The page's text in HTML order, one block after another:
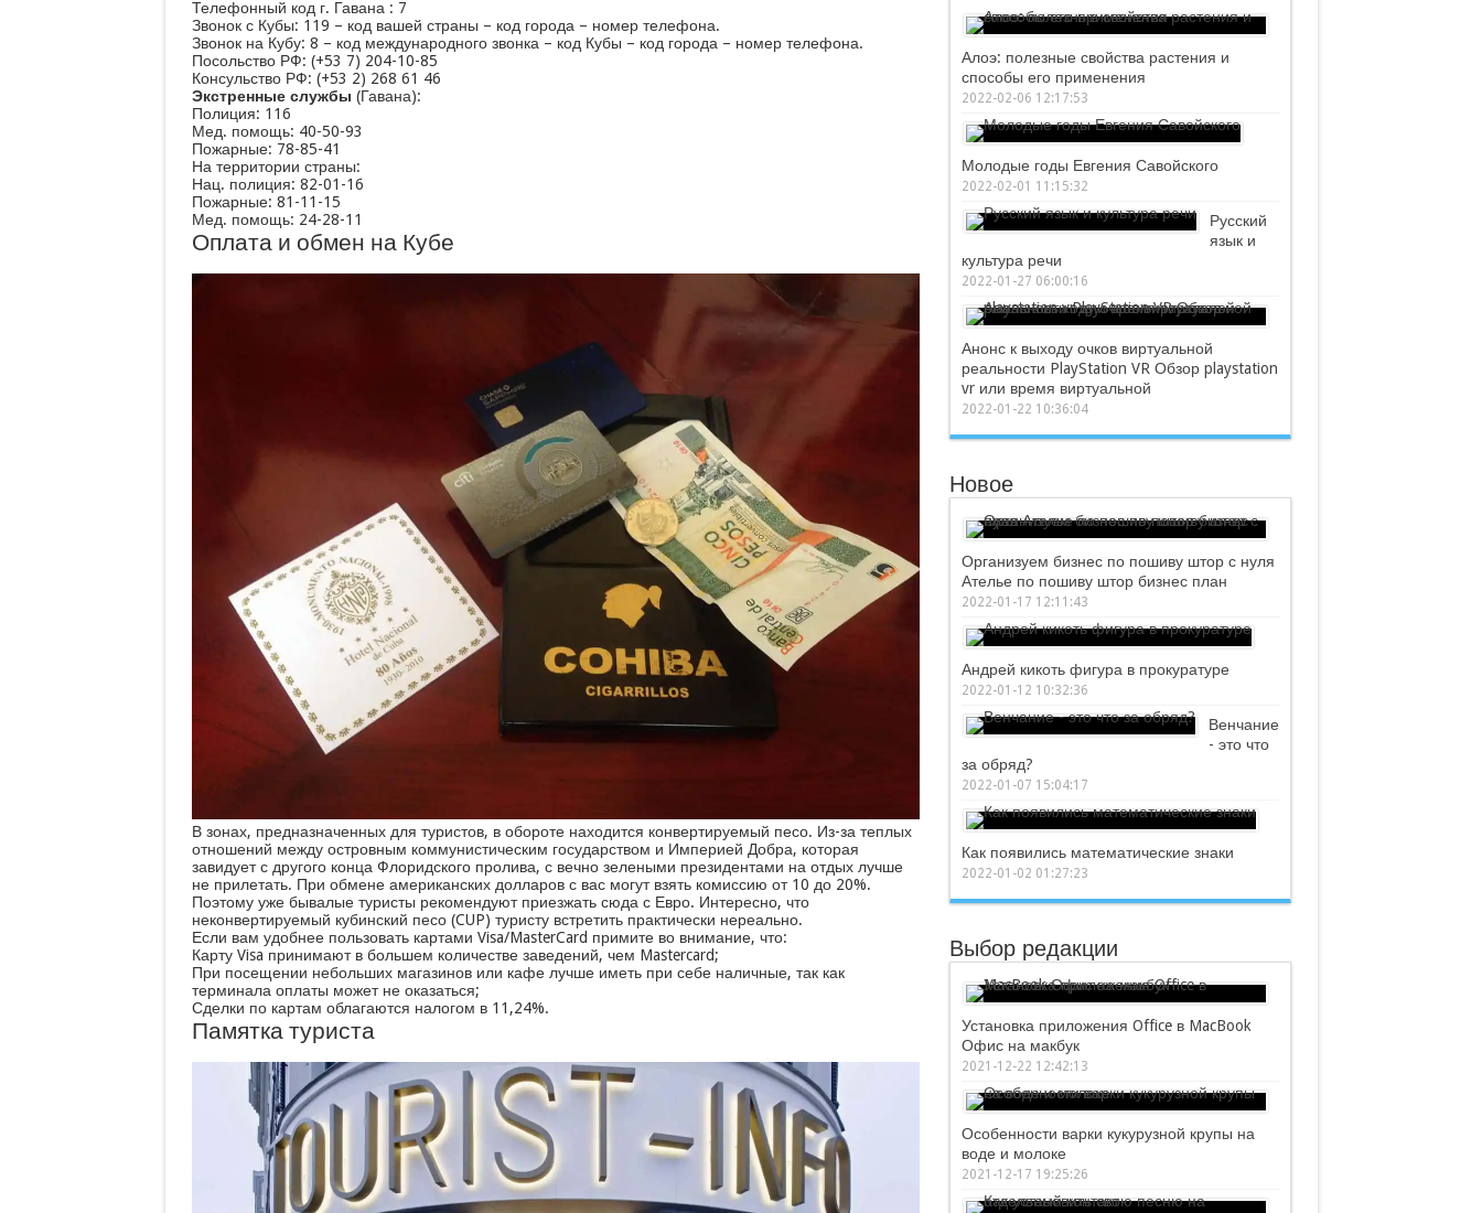
Телефонный код г. Гавана : 7
Звонок с Кубы: 119 – код вашей страны – код города – номер телефона.
Звонок на Кубу: 8 – код международного звонка – код Кубы – код города – номер телефона.
Посольство РФ: (+53 7) 204-10-85
Консульство РФ: (+53 2) 268 61 46
Экстренные службы (Гавана):
Полиция: 116
Мед. помощь: 40-50-93
Пожарные: 78-85-41
На территории страны:
Нац. полиция: 82-01-16
Пожарные: 81-11-15
Мед. помощь: 24-28-11
Оплата и обмен на Кубе
В зонах, предназначенных для туристов, в обороте находится конвертируемый песо. Из-за теплых
отношений между островным коммунистическим государством и Империей Добра, которая
завидует с другого конца Флоридского пролива, с вечно зелеными президентами на отдых лучше
не прилетать. При обмене американских долларов с вас могут взять комиссию от 10 до 20%.
Поэтому уже бывалые туристы рекомендуют приезжать сюда с Евро. Интересно, что
неконвертируемый кубинский песо (CUP) туристу встретить практически нереально.
Если вам удобнее пользовать картами Visa/MasterCard примите во внимание, что:
Карту Visa принимают в большем количестве заведений, чем Mastercard;
При посещении небольших магазинов или кафе лучше иметь при себе наличные, так как
терминала оплаты может не оказаться;
Сделки по картам облагаются налогом в 11,24%.
Памятка туриста
Алоэ: полезные свойства растения и
способы его применения
2022-02-06 12:17:53
Молодые годы Евгения Савойского
2022-02-01 11:15:32
Русский
язык и
культура речи
2022-01-27 06:00:16
Анонс к выходу очков виртуальной
реальности PlayStation VR Обзор playstation
vr или время виртуальной
2022-01-22 10:36:04
Новое
Организуем бизнес по пошиву штор с нуля
Ателье по пошиву штор бизнес план
2022-01-17 12:11:43
Андрей кикоть фигура в прокуратуре
2022-01-12 10:32:36
Венчание
- это что
за обряд?
2022-01-07 15:04:17
Как появились математические знаки
2022-01-02 01:27:23
Выбор редакции
Установка приложения Office в MacBook
Офис на макбук
2021-12-22 12:42:13
Особенности варки кукурузной крупы на
воде и молоке
2021-12-17 19:25:26